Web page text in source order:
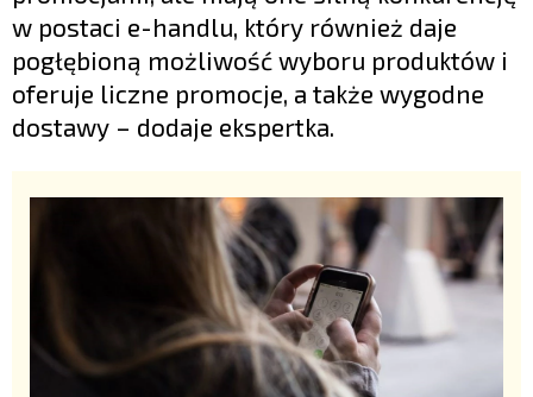
w postaci e-handlu, który również daje
pogłębioną możliwość wyboru produktów i
oferuje liczne promocje, a także wygodne
dostawy – dodaje ekspertka.